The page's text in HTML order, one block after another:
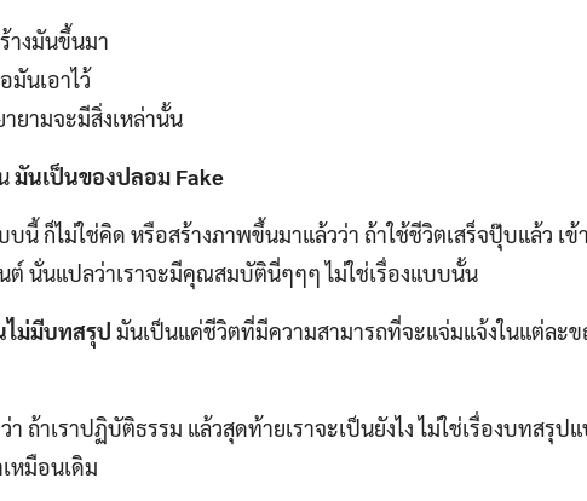
างมันขึ้นมา
มันเอาไว้
ยามจะมีสิ่งเหล่านั้น
มันเป็นของปลอม Fake
นี้ ก็ไม่ใช่คิด หรือสร้างภาพขึ้นมาแล้วว่า ถ้าใช้ชีวิตเสร็จปุ๊บแล้ว เข้
ต์ นั่นแปลว่าเราจะมีคุณสมบัตินี่ๆๆๆ ไม่ใช่เรื่องแบบนั้น
ม่มีบทสรุป มันเป็นแค่ชีวิตที่มีความสามารถที่จะแจ่มแจ้งในแต่ละ
า ถ้าเราปฏิบัติธรรม แล้วสุดท้ายเราจะเป็นยังไง ไม่ใช่เรื่องบทสรุ
หมือนเดิม